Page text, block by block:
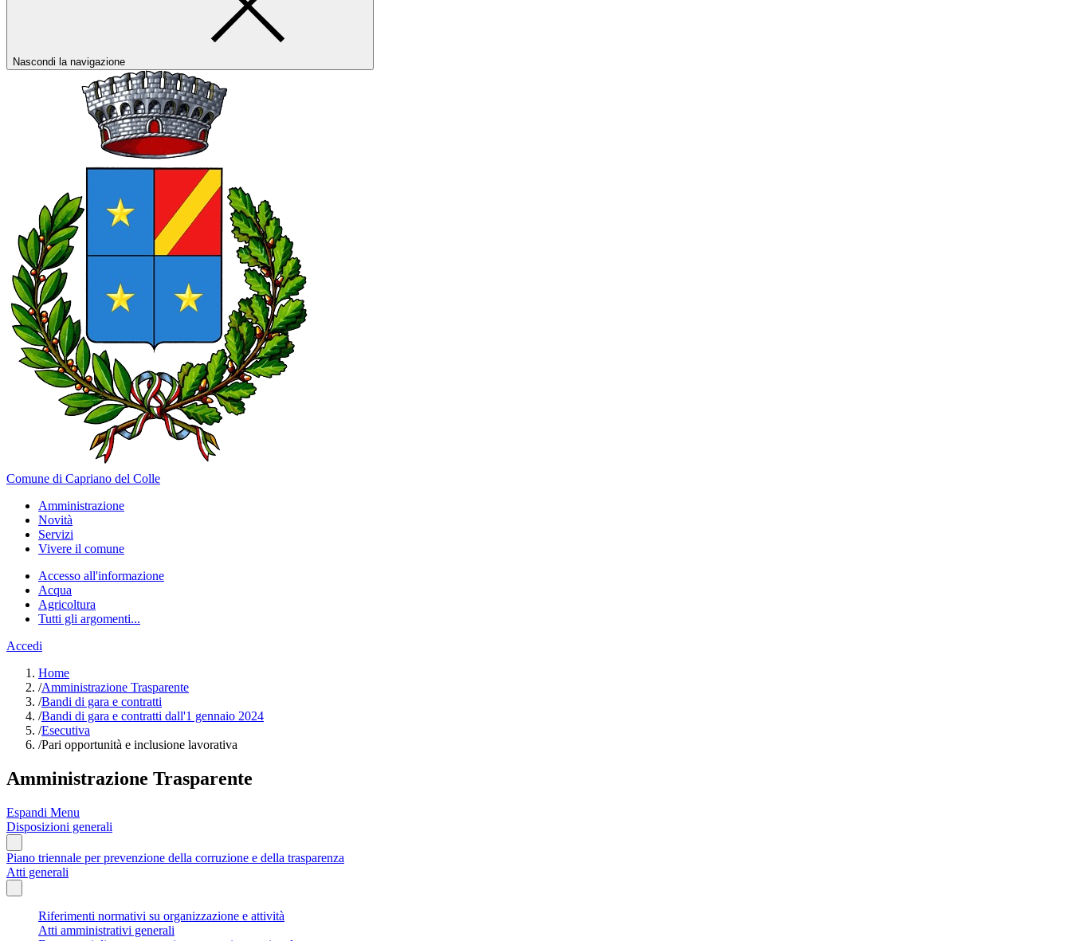
Nascondi la navigazione
Comune di Capriano del Colle
Amministrazione
Novità
Servizi
Vivere il comune
Accesso all'informazione
Acqua
Agricoltura
Tutti gli argomenti...
Accedi
Home
/Amministrazione Trasparente
/Bandi di gara e contratti
/Bandi di gara e contratti dall'1 gennaio 2024
/Esecutiva
/Pari opportunità e inclusione lavorativa
Amministrazione Trasparente
Espandi Menu
Disposizioni generali
Piano triennale per prevenzione della corruzione e della trasparenza
Atti generali
Riferimenti normativi su organizzazione e attività
Atti amministrativi generali